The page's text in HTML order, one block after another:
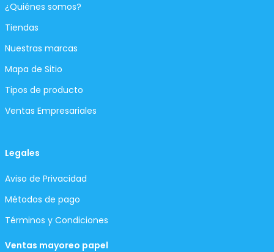
¿Quiénes somos?
Tiendas
Nuestras marcas
Mapa de Sitio
Tipos de producto
Ventas Empresariales
Legales
Aviso de Privacidad
Métodos de pago
Términos y Condiciones
Ventas mayoreo papel